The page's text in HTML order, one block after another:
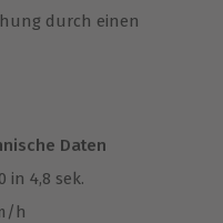
durch einen
Daten
in 4,8 sek.
h